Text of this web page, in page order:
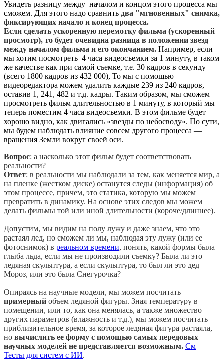
Увидеть разницу между началом и концом этого процесса мы
сможем. Для этого надо сравнить два "мгновенных" снимка,
фиксирующих начало и конец процесса.
Если сделать ускоренную перемотку фильма (ускоренный
просмотр), то будет очевидна разница в положении звезд
между началом фильма и его окончанием. Например, если
мы хотим посмотреть 4 часа видеосъемки за 1 минуту, в таком
же качестве как при самой съемке, т.е. 30 кадров в секунду
(всего 1800 кадров из 432 000), То мы с помощью
видеоредактора можем удалить каждые 239 из 240 кадров,
оставив 1, 241, 482 и т.д. кадры. Таким образом, мы сможем
просмотреть фильм длительностью в 1 минуту, в который мы
теперь поместим 4 часа видеосъемки. В этом фильме будет
хорошо видно, как двигались «звезды по небосводу». По сути,
мы будем наблюдать влияние совсем другого процесса —
вращения Земли вокруг своей оси.
Вопрос: а насколько этот фильм будет соответствовать
реальности?
Ответ: в реальности мы наблюдали за тем, как меняется мир, а
на пленке (жестком диске) останутся следы (информация) об
этом процессе, причем, это статика, которую мы можем
превратить в динамику. На основе этих следов мы можем
делать фильмы той или иной длительности (короче/длиннее).
Допустим, мы видим на полу лужу и даже знаем, что это
растаял лед, но сможем ли мы, наблюдая эту лужу (или ее
фотоснимок) в реальном времени, понять, какой формы была
глыба льда, если мы не производили съемку? Была ли это
ледяная скульптура, а если скульптура, то был ли это дед
Мороз, или это была Снегурочка?
Опираясь на научные модели, мы можем посчитать
примерный объем ледяной фигуры. Зная температуру в
помещении, или то, как она менялась, а также множество
других параметров (влажность и т.д.), мы можем посчитать
приблизительное время, за которое ледяная фигура растаяла,
но вычислить ее форму с помощью самых передовых
научных моделей не представляется возможным. См
Тесты для систем с ИИ.